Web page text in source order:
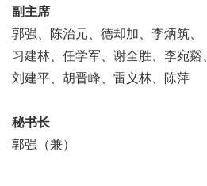
副主席
郭强、陈治元、德却加、李炳筑、
习建林、任学军、谢全胜、李宛谿、
刘建平、胡晋峰、雷义林、陈萍
秘书长
郭强（兼）